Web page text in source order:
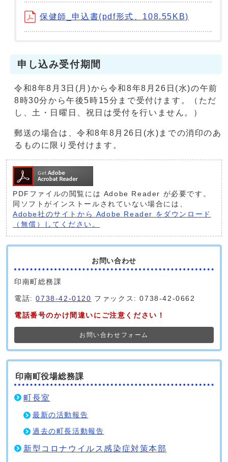
保健師_申込書(pdf形式、108.55KB)
申し込み受付期間
令和8年8月3日(月)から令和8年8月26日(水)の午前
8時30分から午後5時15分まで受付けます。（ただ
し、土・日曜日、祝日は受付を行いません。）
郵送の場合は、令和8年8月26日(水)までの消印のあ
るものに限り受付けます。
PDFファイルの閲覧には Adobe Reader が必要です。
同ソフトがインストールされていない場合には、
Adobe社のサイトから Adobe Reader をダウンロード
（無償）してください。
お問い合わせ
印南町総務課
電話:0738-42-0120 ファックス: 0738-42-0662
電話番号のかけ間違いにご注意ください！
お問い合わせフォーム
印南町役場総務課
町長室
最新の活動報告
過去の町長活動報告
新型コロナウイルス感染症対策本部